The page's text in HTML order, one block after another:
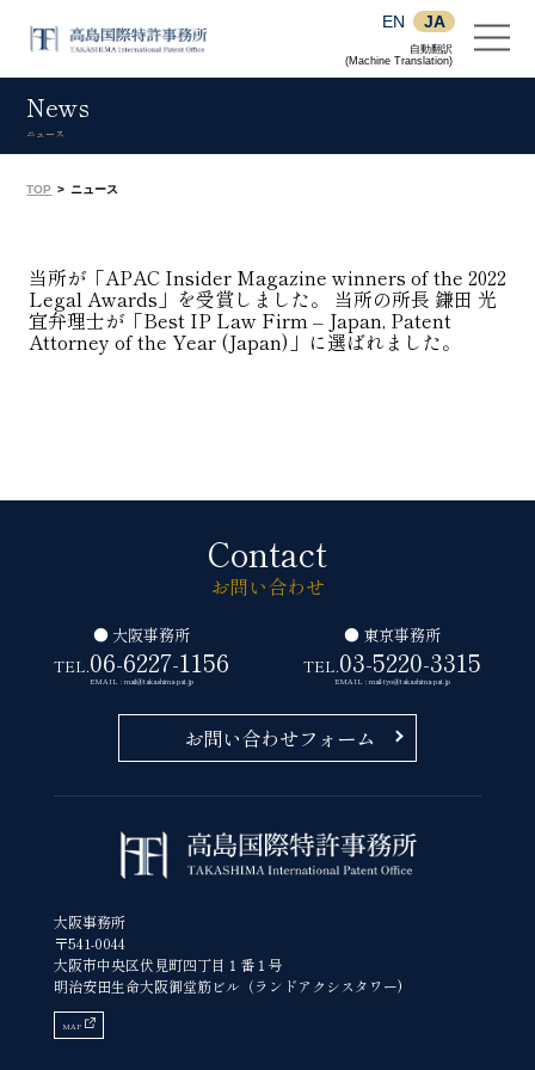
EN JA
自動翻訳
(Machine Translation)
News
ニュース
TOP > ニュース
当所が「APAC Insider Magazine winners of the 2022
Legal Awards」を受賞しました。 当所の所長 鎌田 光
宜弁理士が「Best IP Law Firm – Japan, Patent
Attorney of the Year (Japan)」に選ばれました。
Contact
お問い合わせ
● 大阪事務所
TEL.06-6227-1156
EMAIL : mail@takashima-pat.jp
● 東京事務所
TEL.03-5220-3315
EMAIL : mail-tyo@takashima-pat.jp
お問い合わせフォーム
大阪事務所
〒541-0044
大阪市中央区伏見町四丁目１番１号
明治安田生命大阪御堂筋ビル（ランドアクシスタワー)
MAP